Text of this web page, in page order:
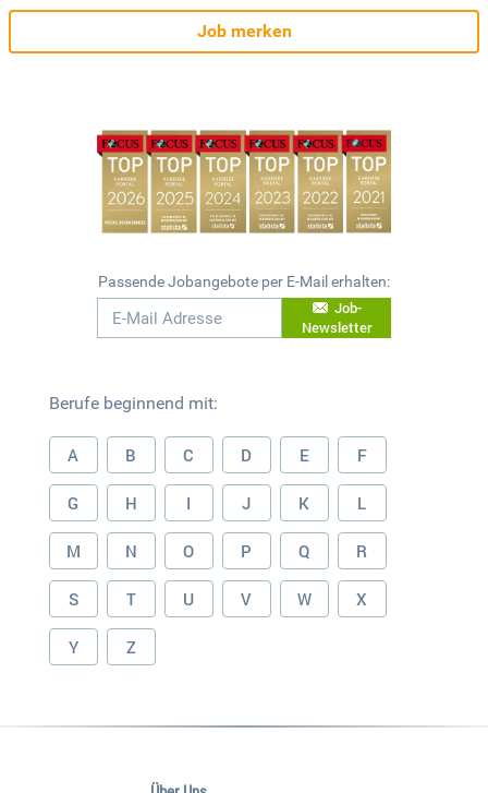
Job merken
Passende Jobangebote per E-Mail erhalten:
Job-
Newsletter
Berufe beginnend mit:
A B C D E F
G H I J K L
M N O P Q R
S T U V W X
Y Z